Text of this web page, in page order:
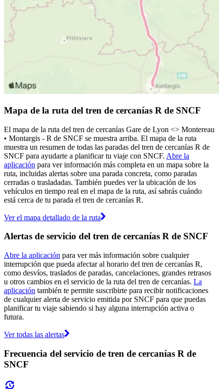
Mapa de la ruta del tren de cercanías R de SNCF
El mapa de la ruta del tren de cercanías Gare de Lyon <>︎ Montereau
• Montargis - R de SNCF se muestra arriba. El mapa de la ruta
muestra un resumen de todas las paradas del tren de cercanías R de
SNCF para ayudarte a planificar tu viaje con SNCF. Abre la
aplicación para ver información más completa en un mapa sobre la
ruta, incluidas alertas sobre una parada concreta, como paradas
cerradas o trasladadas. También puedes ver la ubicación de los
vehículos en tiempo real en el mapa de la ruta, así sabrás cuándo
está cerca de tu parada el tren de cercanías R.
Ver el mapa detallado de la ruta
Alertas de servicio del tren de cercanías R de SNCF
Abre la aplicación para ver más información sobre cualquier
interrupción que pueda afectar al horario del tren de cercanías R,
como desvíos, traslados de paradas, cancelaciones, grandes retrasos
u otros cambios en el servicio de la ruta del tren de cercanías. La
aplicación también te permite suscribirte para recibir notificaciones
de cualquier alerta de servicio emitida por SNCF para que puedas
planificar tu viaje sabiendo si hay alguna interrupción activa o
futura.
Ver todas las alertas
Frecuencia del servicio de tren de cercanías R de
SNCF